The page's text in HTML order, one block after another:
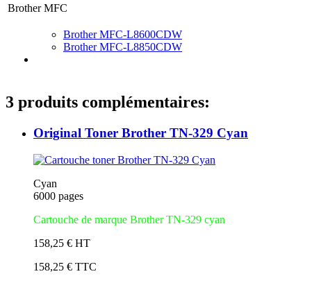
Brother MFC
Brother MFC-L8600CDW
Brother MFC-L8850CDW
3 produits complémentaires:
Original Toner Brother TN-329 Cyan
Cyan
6000 pages
Cartouche de marque Brother TN-329 cyan
158,25 € HT
158,25 € TTC